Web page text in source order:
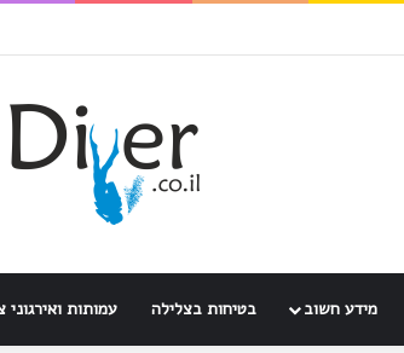
מידע חשוב בטיחות בצלילה עמותות ואירגוני